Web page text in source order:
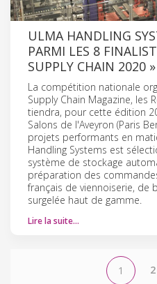
ULMA HANDLING
PARMI LES 8
SUPPLY CHAIN 2020 »
La compétition nationale
Supply Chain Magazine, les
tiendra, pour cette édition
Salons de l'Aveyron (Paris
projets performants en
Handling Systems est
système de stockage
préparation des
français de viennoiserie, de
surgelée haut de gamme.
Lire la suite…
1 2